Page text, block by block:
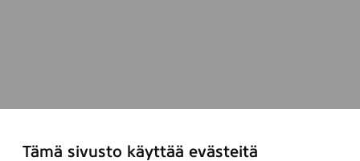
Tämä sivusto käyttää evästeitä